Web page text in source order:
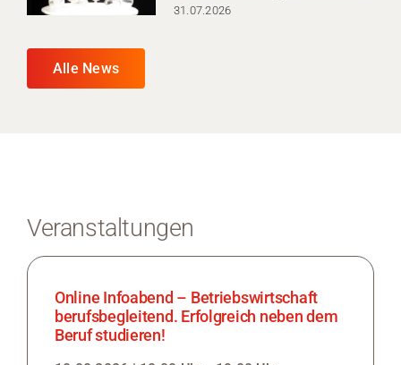
31.07.2026
Alle News
Veranstaltungen
Online Infoabend – Betriebswirtschaft
berufsbegleitend. Erfolgreich neben dem
Beruf studieren!